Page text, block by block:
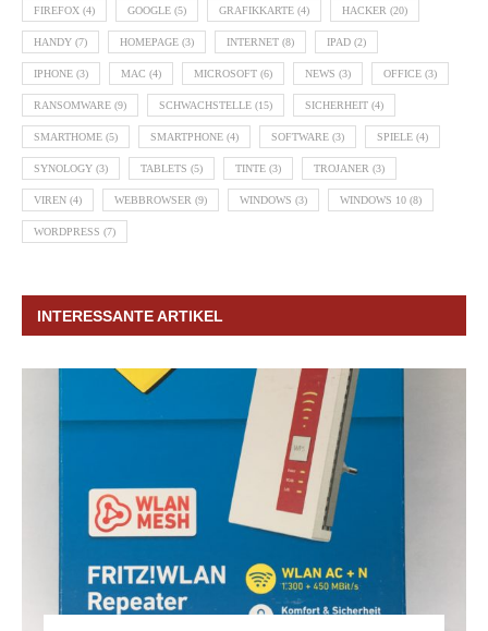
FIREFOX (4) GOOGLE (5) GRAFIKKARTE (4) HACKER (20)
HANDY (7) HOMEPAGE (3) INTERNET (8) IPAD (2)
IPHONE (3) MAC (4) MICROSOFT (6) NEWS (3) OFFICE (3)
RANSOMWARE (9) SCHWACHSTELLE (15) SICHERHEIT (4)
SMARTHOME (5) SMARTPHONE (4) SOFTWARE (3) SPIELE (4)
SYNOLOGY (3) TABLETS (5) TINTE (3) TROJANER (3)
VIREN (4) WEBBROWSER (9) WINDOWS (3) WINDOWS 10 (8)
WORDPRESS (7)
INTERESSANTE ARTIKEL